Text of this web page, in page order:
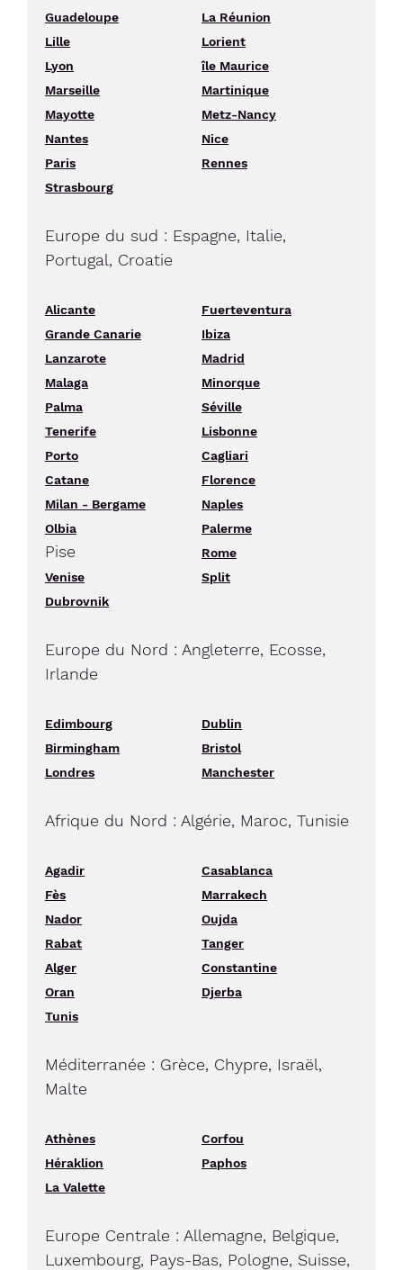
Guadeloupe
La Réunion
Lille
Lorient
Lyon
île Maurice
Marseille
Martinique
Mayotte
Metz-Nancy
Nantes
Nice
Paris
Rennes
Strasbourg
Europe du sud : Espagne, Italie,
Portugal, Croatie
Alicante
Fuerteventura
Grande Canarie
Ibiza
Lanzarote
Madrid
Malaga
Minorque
Palma
Séville
Tenerife
Lisbonne
Porto
Cagliari
Catane
Florence
Milan - Bergame
Naples
Olbia
Palerme
Pise
Rome
Venise
Split
Dubrovnik
Europe du Nord : Angleterre, Ecosse,
Irlande
Edimbourg
Dublin
Birmingham
Bristol
Londres
Manchester
Afrique du Nord : Algérie, Maroc, Tunisie
Agadir
Casablanca
Fès
Marrakech
Nador
Oujda
Rabat
Tanger
Alger
Constantine
Oran
Djerba
Tunis
Méditerranée : Grèce, Chypre, Israël,
Malte
Athènes
Corfou
Héraklion
Paphos
La Valette
Europe Centrale : Allemagne, Belgique,
Luxembourg, Pays-Bas, Pologne, Suisse,